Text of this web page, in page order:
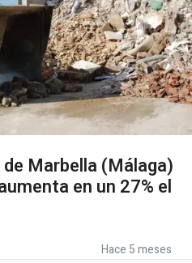
Marbella (Málaga)
en un 27% el
Hace 5 meses